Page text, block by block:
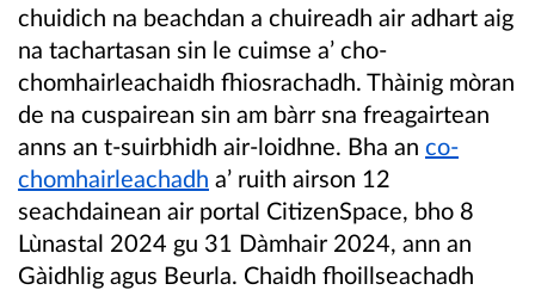
chuidich na beachdan a chuireadh air adhart aig
na tachartasan sin le cuimse a’ cho-
chomhairleachaidh fhiosrachadh. Thàinig mòran
de na cuspairean sin am bàrr sna freagairtean
anns an t-suirbhidh air-loidhne. Bha an co-
chomhairleachadh a’ ruith airson 12
seachdainean air portal CitizenSpace, bho 8
Lùnastal 2024 gu 31 Dàmhair 2024, ann an
Gàidhlig agus Beurla. Chaidh fhoillseachadh